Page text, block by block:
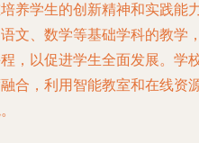
养学生的创新精神和实践能
文、数学等基础学科的教学
，以促进学生全面发展。学
合，利用智能教室和在线资